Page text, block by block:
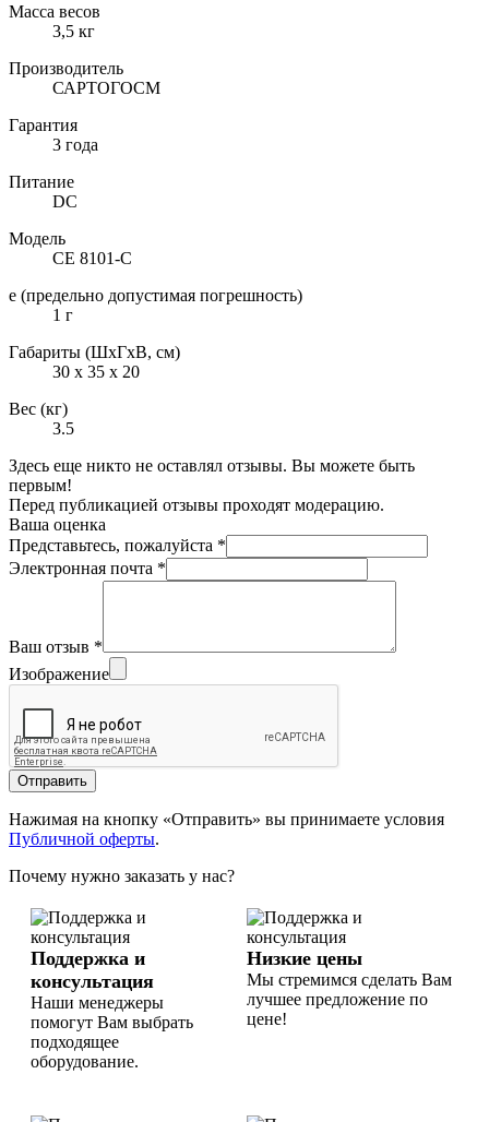
Масса весов
3,5 кг
Производитель
САРТОГОСМ
Гарантия
3 года
Питание
DC
Модель
СЕ 8101-С
e (предельно допустимая погрешность)
1 г
Габариты (ШxГxВ, см)
30 x 35 x 20
Вес (кг)
3.5
Здесь еще никто не оставлял отзывы. Вы можете быть
первым!
Перед публикацией отзывы проходят модерацию.
Ваша оценка
Представьтесь, пожалуйста *
Электронная почта *
Ваш отзыв *
Изображение
Отправить
Нажимая на кнопку «Отправить» вы принимаете условия
Публичной оферты.
Почему нужно заказать у нас?
Поддержка и
консультация
Наши менеджеры
помогут Вам выбрать
подходящее
оборудование.
Низкие цены
Мы стремимся сделать Вам
лучшее предложение по
цене!